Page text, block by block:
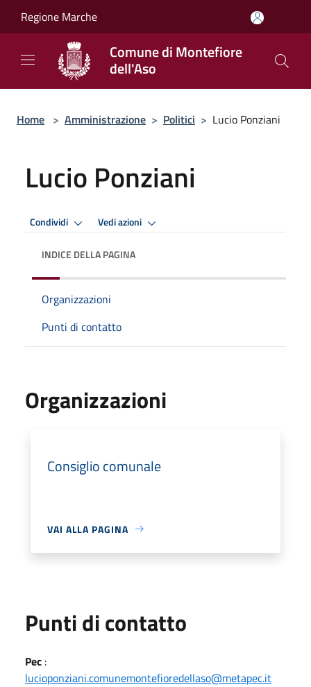
Regione Marche
Comune di Montefiore
dell'Aso
Home > Amministrazione > Politici > Lucio Ponziani
Lucio Ponziani
Condividi Vedi azioni
INDICE DELLA PAGINA
Organizzazioni
Punti di contatto
Organizzazioni
Consiglio comunale
VAI ALLA PAGINA
Punti di contatto
Pec :
lucioponziani.comunemontefioredellaso@metapec.it